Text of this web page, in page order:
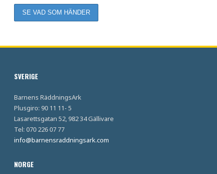
SVERIGE
Barnens RäddningsArk
Plusgiro: 90 11 11- 5
Lasarettsgatan 52, 982 34 Gällivare
Tel: 070 226 07 77
info@barnensraddningsark.com
NORGE